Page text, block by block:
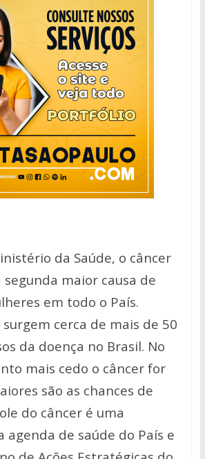
da Saúde, o câncer
maior causa de
em todo o País.
cerca de mais de 50
da doença no Brasil. No
mais cedo o câncer for
são as chances de
do câncer é uma
agenda de saúde do País e